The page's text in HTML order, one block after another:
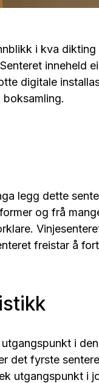
i kva
inneheld
digitale
legg dette
og frå
freistar å
i
det fyrste
utgangspunkt i